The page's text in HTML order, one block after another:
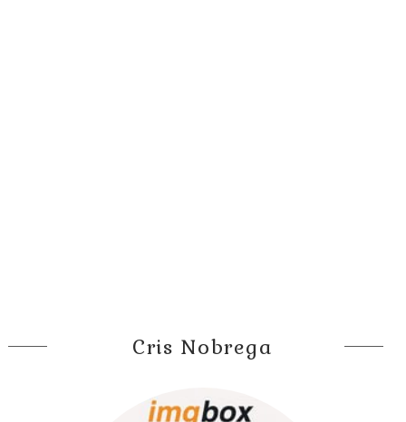
Cris Nobrega